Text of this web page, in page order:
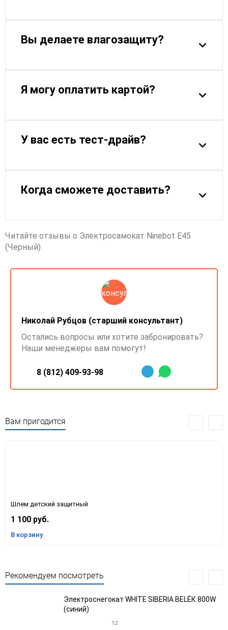
Вы делаете влагозащиту?
Я могу оплатить картой?
У вас есть тест-драйв?
Когда сможете доставить?
Читайте отзывы о Электросамокат Ninebot E45
(Черный)
Николай Рубцов (старший консультант)
Остались вопросы или хотите забронировать?
Наши менеджеры вам помогут!
8 (812) 409-93-98
Вам пригодится
Шлем детский защитный
1 100 руб.
В корзину
Рекомендуем посмотреть
Электроснегокат WHITE SIBERIA BELЁК 800W
(синий)
12